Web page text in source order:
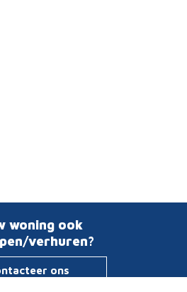
woning ook
verhuren?
ons